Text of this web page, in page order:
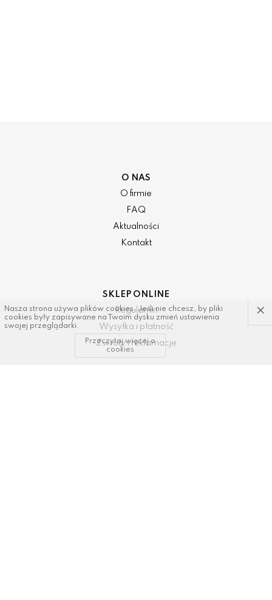
O NAS
O firmie
FAQ
Aktualności
Kontakt
SKLEP ONLINE
Regulamin
Wysyłka i płatność
Zwroty i reklamacje
Nasza strona używa plików cookies. Jeśli nie chcesz, by pliki
cookies były zapisywane na Twoim dysku zmień ustawienia
swojej przeglądarki.
×
Przeczytaj więcej o
cookies